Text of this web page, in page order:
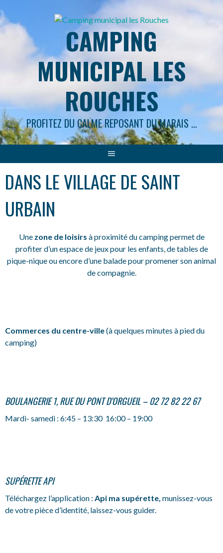
au
contenu
CAMPING
MUNICIPAL LES
ROUCHES
PROFITEZ DU CALME REPOSANT DU MARAIS …
DANS LE VILLAGE DE SAINT
URBAIN
Une zone de loisirs à proximité du camping permet de
profiter d’un espace de jeux pour les enfants, de tables de
pique-nique ou encore d’une balade pour promener son animal
de compagnie.
Commerces du centre-ville(à quelques minutes à pied du
camping)
BOULANGERIE 1, RUE DU PONT D’ORGUEIL – 02 72 82 22 67
Mardi- samedi : 6:45 – 13:30 16:00 – 19:00
SUPÉRETTE API
Téléchargez l’application : Api ma supérette, munissez-vous
de votre pièce d’identité, laissez-vous guider.